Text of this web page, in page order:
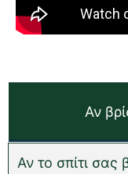
Αν
Αν το σπίτι σας